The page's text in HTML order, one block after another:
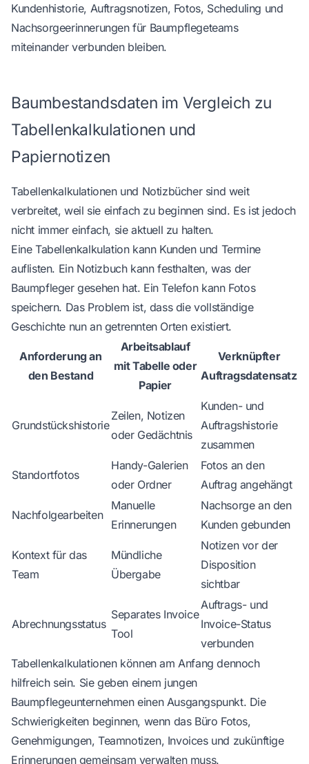
Kundenhistorie, Auftragsnotizen, Fotos, Scheduling und
Nachsorgeerinnerungen für Baumpflegeteams
miteinander verbunden bleiben.
Baumbestandsdaten im Vergleich zu
Tabellenkalkulationen und
Papiernotizen
Tabellenkalkulationen und Notizbücher sind weit
verbreitet, weil sie einfach zu beginnen sind. Es ist jedoch
nicht immer einfach, sie aktuell zu halten.
Eine Tabellenkalkulation kann Kunden und Termine
auflisten. Ein Notizbuch kann festhalten, was der
Baumpfleger gesehen hat. Ein Telefon kann Fotos
speichern. Das Problem ist, dass die vollständige
Geschichte nun an getrennten Orten existiert.
Anforderung an
den Bestand
Arbeitsablauf
mit Tabelle oder
Papier
Verknüpfter
Auftragsdatensatz
Grundstückshistorie
Zeilen, Notizen
oder Gedächtnis
Kunden- und
Auftragshistorie
zusammen
Standortfotos
Handy-Galerien
oder Ordner
Fotos an den
Auftrag angehängt
Nachfolgearbeiten
Manuelle
Erinnerungen
Nachsorge an den
Kunden gebunden
Kontext für das
Team
Mündliche
Übergabe
Notizen vor der
Disposition
sichtbar
Abrechnungsstatus
Separates Invoice
Tool
Auftrags- und
Invoice-Status
verbunden
Tabellenkalkulationen können am Anfang dennoch
hilfreich sein. Sie geben einem jungen
Baumpflegeunternehmen einen Ausgangspunkt. Die
Schwierigkeiten beginnen, wenn das Büro Fotos,
Genehmigungen, Teamnotizen, Invoices und zukünftige
Erinnerungen gemeinsam verwalten muss.